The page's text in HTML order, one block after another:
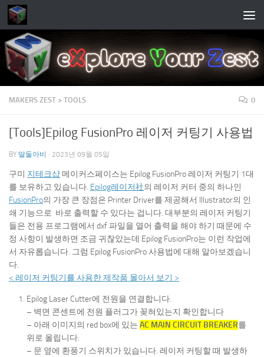
Skip to content
MAKERS ZEST > TOOLS 0
[Tools]Epilog FusionPro 레이저 커팅기 사용법
BY 딸둘아비 · 2023년 09월 05일
구미 지테크샵메이커스페이스는 Epilog FusionPro 레이저 커팅기 1대
를 보유하고 있습니다. Epilog레이저社의 레이저 커터 중의 하나인
FusionPro의 가장 큰 장점은 Printer Driver를 제공해서 Illustrator의 인
쇄 기능으로 바로 출력할 수 있다는 겁니다. 대부분의 레이저 커팅기
들은 전용 프로그램에서 dxf 파일을 열어 출력을 해야 하기 때문에 수
정 사항이 발생하면 조금 귀찮았는데 Epilog FusionPro는 이런 작업에
서 자유롭습니다. 그럼 Epilog FusionPro 사용법에 대해 알아보겠습니
다.
< 레이저 커팅기를 사용한 제작품 몰아서 보기 >
Epilog Laser Cutter에 전원을 연결합니다.
– 벽면 콘센트에 전원 플러그가 꽂혀있는지 확인합니다
– 아래 이미지의 red box에 있는 AC MAIN CIRCUIT BREAKER를
위로 올립니다.
– 문 옆에 환풍기 스위치가 있습니다. 레이저 커팅할 때 발생하